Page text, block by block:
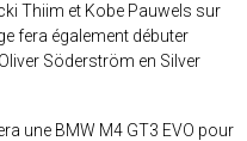
Thiim et Kobe Pauwels sur
fera également débuter
Söderström en Silver
une BMW M4 GT3 EVO pour